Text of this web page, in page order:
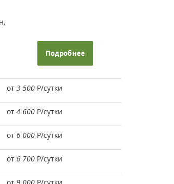
Подробнее
от 3 500 Р/сутки
от 4 600 Р/сутки
от 6 000 Р/сутки
от 6 700 Р/сутки